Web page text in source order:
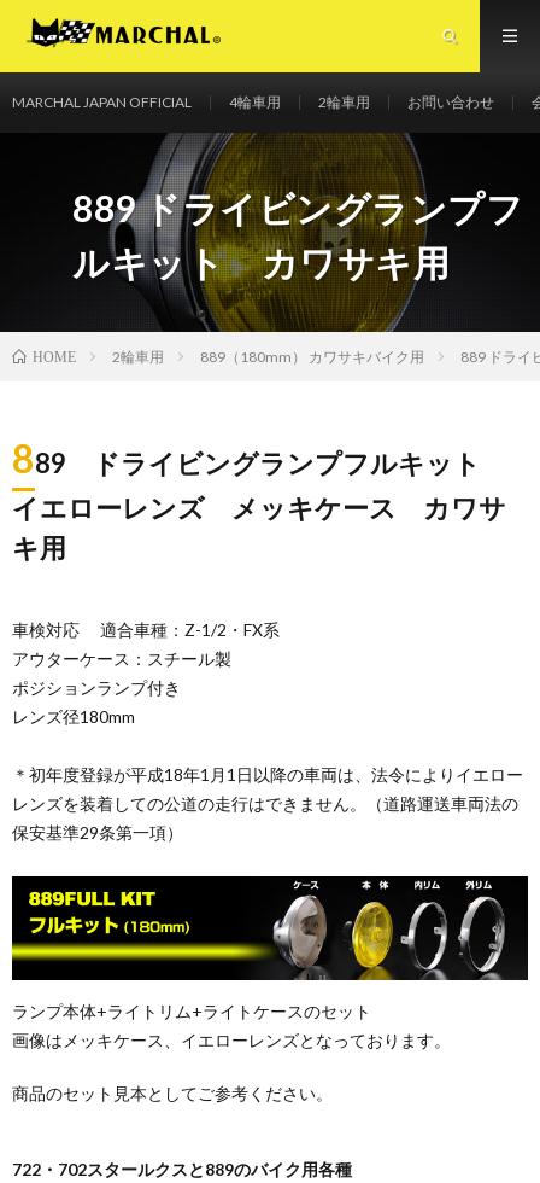
マーシャルジャパンオフィシャルサイト
MARCHAL JAPAN OFFICIAL 4輪車用 2輪車用 お問い合わせ
889 ドライビングランプフ
ルキット カワサキ用
HOME 2輪車用 889（180mm） カワサキバイク用 889 ドライ
889 ドライビングランプフルキット
イエローレンズ メッキケース カワサ
キ用
車検対応 適合車種：Z-1/2・FX系
アウターケース：スチール製
ポジションランプ付き
レンズ径180mm
＊初年度登録が平成18年1月1日以降の車両は、法令によりイエロー
レンズを装着しての公道の走行はできません。（道路運送車両法の
保安基準29条第一項）
ランプ本体+ライトリム+ライトケースのセット
画像はメッキケース、イエローレンズとなっております。
商品のセット見本としてご参考ください。
722・702スタールクスと889のバイク用各種